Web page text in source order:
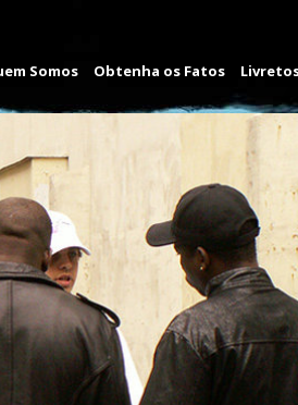
Somos Obtenha os Fatos